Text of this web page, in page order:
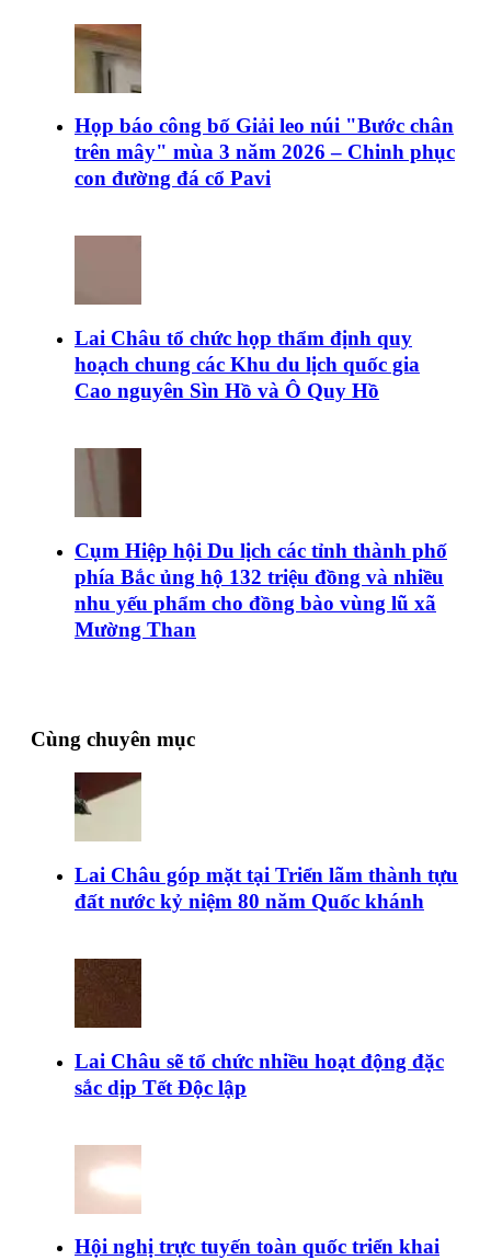
Họp báo công bố Giải leo núi "Bước chân
trên mây" mùa 3 năm 2026 – Chinh phục
con đường đá cổ Pavi
Lai Châu tổ chức họp thẩm định quy
hoạch chung các Khu du lịch quốc gia
Cao nguyên Sìn Hồ và Ô Quy Hồ
Cụm Hiệp hội Du lịch các tỉnh thành phố
phía Bắc ủng hộ 132 triệu đồng và nhiều
nhu yếu phẩm cho đồng bào vùng lũ xã
Mường Than
Cùng chuyên mục
Lai Châu góp mặt tại Triển lãm thành tựu
đất nước kỷ niệm 80 năm Quốc khánh
Lai Châu sẽ tổ chức nhiều hoạt động đặc
sắc dịp Tết Độc lập
Hội nghị trực tuyến toàn quốc triển khai